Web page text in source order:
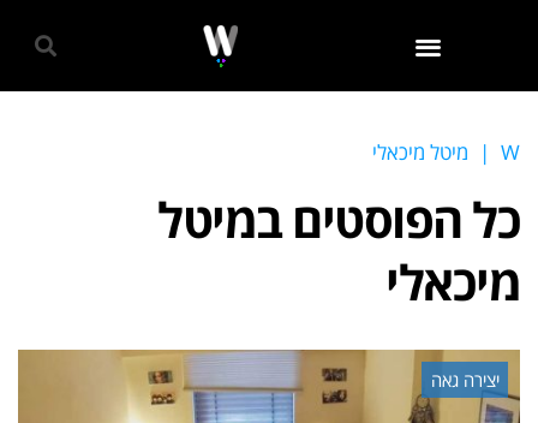
W
| מיטל מיכאלי
כל הפוסטים במיטל
מיכאלי
יצירה גאה